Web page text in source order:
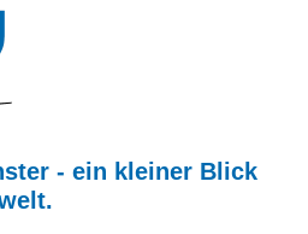
- ein kleiner Blick